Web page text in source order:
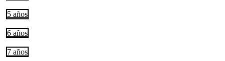
5 años
6 años
7 años